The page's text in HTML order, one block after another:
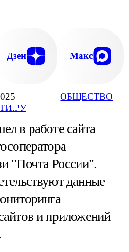
ОБЩЕСТВО
Дзен Макс
в работе сайта
"Почта России".
данные
и приложений